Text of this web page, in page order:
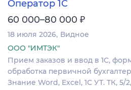
Оператор 1С
60 000–80 000 ₽
18 июля 2026 Видное
ООО "ИМТЭК"
Прием заказов и ввод в 1С,
обработка первичной
Знание Word, Excel, 1С УТ. ТК, 5/